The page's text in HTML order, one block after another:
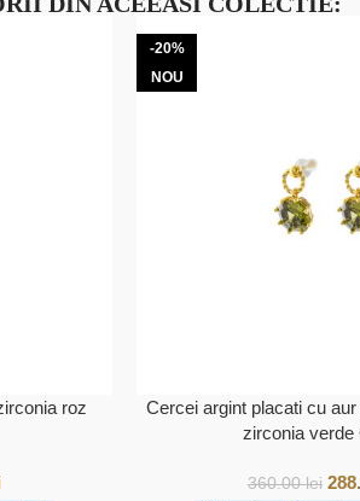
roz
-20%
NOU
Cercei argint placati cu
zirconia verde
360.00lei